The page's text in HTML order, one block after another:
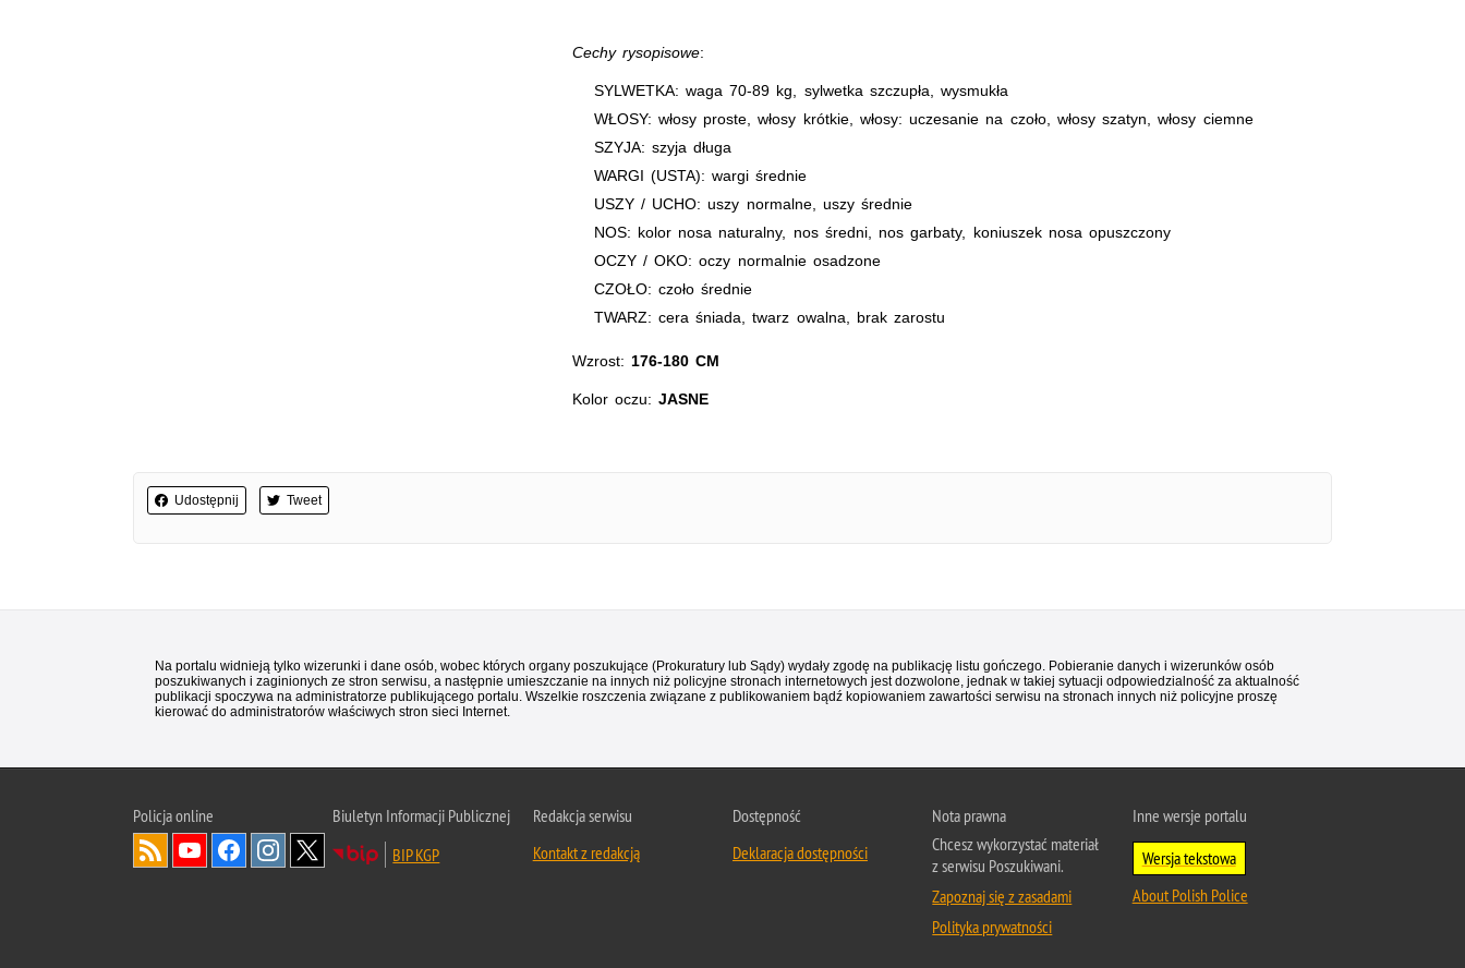
Cechy rysopisowe:
SYLWETKA: waga 70-89 kg, sylwetka szczupła, wysmukła
WŁOSY: włosy proste, włosy krótkie, włosy: uczesanie na czoło, włosy szatyn, włosy ciemne
SZYJA: szyja długa
WARGI (USTA): wargi średnie
USZY / UCHO: uszy normalne, uszy średnie
NOS: kolor nosa naturalny, nos średni, nos garbaty, koniuszek nosa opuszczony
OCZY / OKO: oczy normalnie osadzone
CZOŁO: czoło średnie
TWARZ: cera śniada, twarz owalna, brak zarostu
Wzrost: 176-180 CM
Kolor oczu:JASNE
Udostępnij Tweet
Na portalu widnieją tylko wizerunki i dane osób, wobec których organy poszukujące (Prokuratury lub Sądy) wydały zgodę na publikację listu gończego. Pobieranie danych i wizerunków osób
poszukiwanych i zaginionych ze stron serwisu, a następnie umieszczanie na innych niż policyjne stronach internetowych jest dozwolone, jednak w takiej sytuacji odpowiedzialność za aktualność
publikacji spoczywa na administratorze publikującego portalu. Wszelkie roszczenia związane z publikowaniem bądź kopiowaniem zawartości serwisu na stronach innych niż policyjne proszę
kierować do administratorów właściwych stron sieci Internet.
Policjaonline
Biuletyn Informacji Publicznej
BIP KGP
Redakcja serwisu
Kontakt z redakcją
Dostępność
Deklaracja dostępności
Nota prawna
Chcesz wykorzystać materiał
z serwisu Poszukiwani.
Zapoznaj się z zasadami
Polityka prywatności
Inne wersje portalu
Wersja tekstowa
About Polish Police